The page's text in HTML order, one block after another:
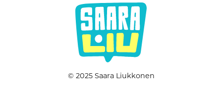
© 2025 Saara Liukkonen